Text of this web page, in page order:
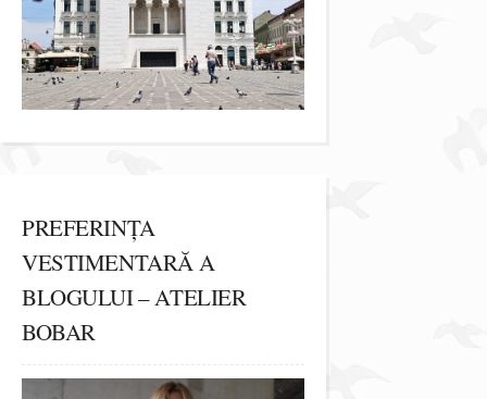
PREFERINȚA
VESTIMENTARĂ A
BLOGULUI – ATELIER
BOBAR